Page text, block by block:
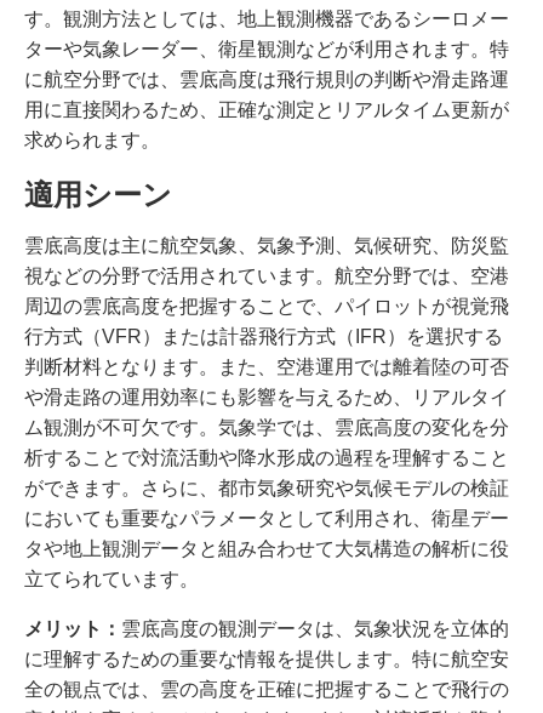
す。観測方法としては、地上観測機器であるシーロメー
ターや気象レーダー、衛星観測などが利用されます。特
に航空分野では、雲底高度は飛行規則の判断や滑走路運
用に直接関わるため、正確な測定とリアルタイム更新が
求められます。
適用シーン
雲底高度は主に航空気象、気象予測、気候研究、防災監
視などの分野で活用されています。航空分野では、空港
周辺の雲底高度を把握することで、パイロットが視覚飛
行方式（VFR）または計器飛行方式（IFR）を選択する
判断材料となります。また、空港運用では離着陸の可否
や滑走路の運用効率にも影響を与えるため、リアルタイ
ム観測が不可欠です。気象学では、雲底高度の変化を分
析することで対流活動や降水形成の過程を理解すること
ができます。さらに、都市気象研究や気候モデルの検証
においても重要なパラメータとして利用され、衛星デー
タや地上観測データと組み合わせて大気構造の解析に役
立てられています。
メリット： 雲底高度の観測データは、気象状況を立体的
に理解するための重要な情報を提供します。特に航空安
全の観点では、雲の高度を正確に把握することで飛行の